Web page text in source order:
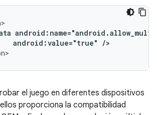
android:value="true" />
el juego en diferentes dispositivos
proporciona la compatibilidad